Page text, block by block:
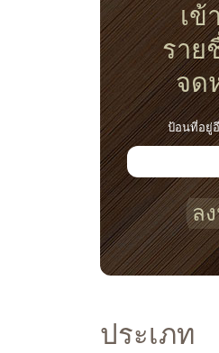
เข้
ราย
จด
ป้อนที่อยู่
ล
ประเภท